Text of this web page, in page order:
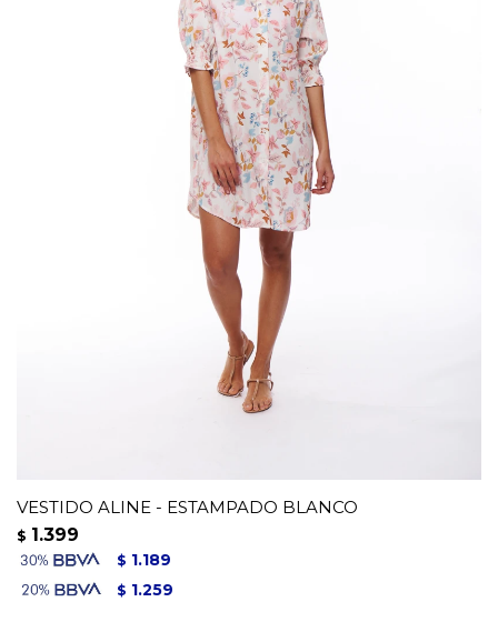
VESTIDO ALINE - ESTAMPADO BLANCO
$ 1.399
$ 1.189
$ 1.259